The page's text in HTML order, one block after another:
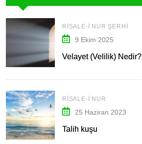
RISALE-I NUR ŞERHI
9 Ekim 2025
Velayet (Velilik) Nedir?
RISALE-I NUR
25 Haziran 2023
Talih kuşu